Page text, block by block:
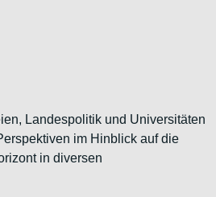
Landespolitik und Universitäten
im Hinblick auf die
in diversen